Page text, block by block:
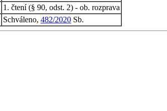
1. čtení (§ 90, odst. 2) - ob. rozprava
Schváleno, 482/2020 Sb.